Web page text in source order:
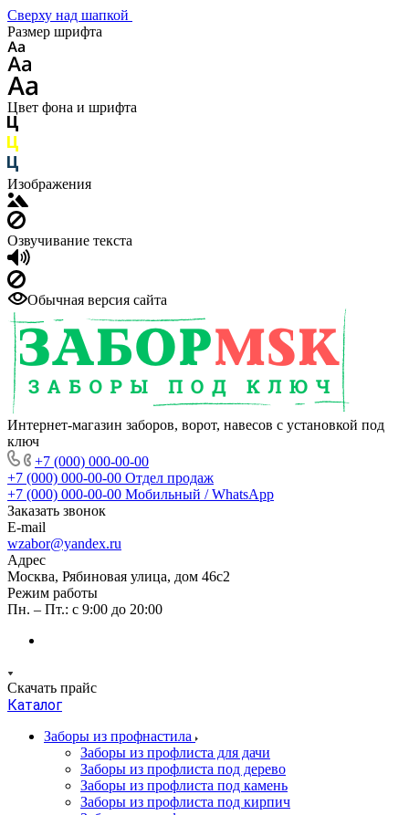
Сверху над шапкой
Размер шрифта
Цвет фона и шрифта
Изображения
Озвучивание текста
Обычная версия сайта
Интернет-магазин заборов, ворот, навесов с установкой под
ключ
+7 (000) 000-00-00
+7 (000) 000-00-00 Отдел продаж
+7 (000) 000-00-00 Мобильный / WhatsApp
Заказать звонок
E-mail
wzabor@yandex.ru
Адрес
Москва, Рябиновая улица, дом 46с2
Режим работы
Пн. – Пт.: с 9:00 до 20:00
Скачать прайс
Каталог
Заборы из профнастила
Заборы из профлиста для дачи
Заборы из профлиста под дерево
Заборы из профлиста под камень
Заборы из профлиста под кирпич